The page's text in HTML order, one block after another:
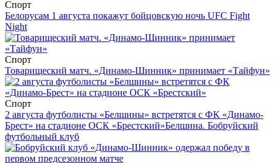
Спорт
Белорусам 1 августа покажут бойцовскую ночь UFC Fight
Night
Спорт
Товарищеский матч. «Динамо-Шинник» принимает «Тайфун»
Спорт
2 августа футболисты «Белшины» встретятся с ФК «Динамо-
Брест» на стадионе ОСК «Брестский»Белшина. Бобруйский
футбольный клуб